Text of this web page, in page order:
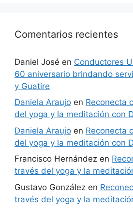
Comentarios recientes
Daniel José en Conductores
60 aniversario brindando
y Guatire
Daniela Araujo en Reconecta
del yoga y la meditación con
Daniela Araujo en Reconecta
del yoga y la meditación con
Francisco Hernández en
través del yoga y la
Gustavo González en
través del yoga y la